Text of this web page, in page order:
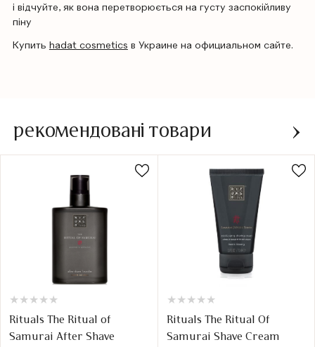
і відчуйте, як вона перетворюється на густу заспокійливу
піну
Купить hadat cosmetics в Украине на официальном сайте.
рекомендовані товари
★
★ ★
★ ★
★ ★
★ ★
★
Rituals The Ritual of
Samurai After Shave
★
★ ★
★ ★
★ ★
★ ★
★
Rituals The Ritual Of
Samurai Shave Cream